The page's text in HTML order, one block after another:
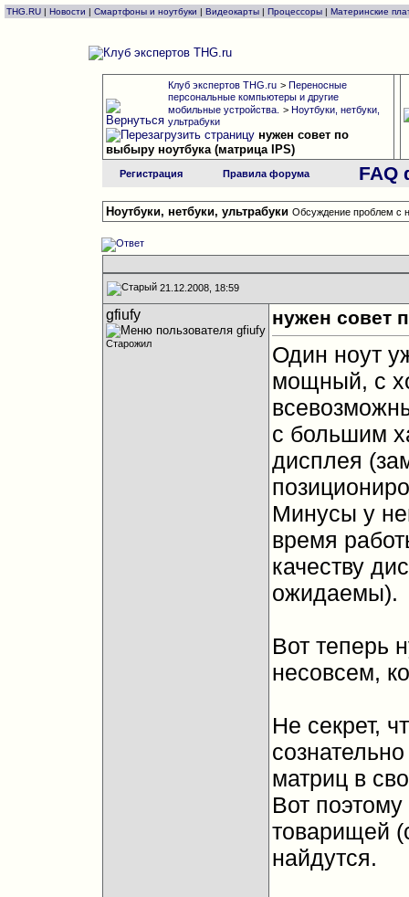
THG.RU | Новости | Смартфоны и ноутбуки | Видеокарты | Процессоры | Материнские
Клуб экспертов THG.ru > Переносные
персональные компьютеры и другие
мобильные устройства. > Ноутбуки, нетбуки,
ультрабуки
нужен совет по
выбыру ноутбука (матрица IPS)
Регистрация Правила форума FAQ
Ноутбуки, нетбуки, ультрабуки Обсуждение проблем с
21.12.2008, 18:59
gfiufy
Старожил
нужен совет
Один ноут
мощный, с
с большим
дисплея
Минусы у
время
качеству
ожидаемы).
Вот теперь
несовсем,
Не секрет,
матриц в
Вот
товарищей
найдутся.